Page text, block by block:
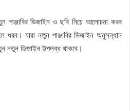
ডিজাইন ও ছবি নিয়ে আলোচনা করব
যারা নতুন পাঞ্জাবির ডিজাইন অনুসন্ধান
নতুন ডিজাইন উপলব্ধ থাকবে।